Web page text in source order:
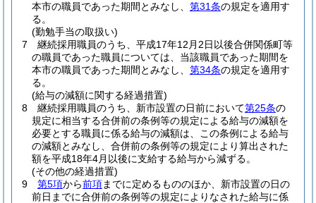
本市の職員であった期間とみなし、 第31条の規定を適用す
る。
(勤勉手当の取扱い)
7
継続採用職員のうち、平成17年12月2日以後合併関係町等
の職員であった職員については、当該職員であった期間を
本市の職員であった期間とみなし、 第34条の規定を適用す
る。
(給与の減額に関する経過措置)
8
継続採用職員のうち、新市設置の日前において第25条の
規定に相当する合併前の条例等の規定による給与の減額を
必要とする職員に係る給与の減額は、この条例による給与
の減額とみなし、合併前の条例等の規定により算出された
額を平成18年4月以後に支給する給与から減ずる。
(その他の経過措置)
9
第5項から前項までに定めるもののほか、新市設置の日の
前日までに合併前の条例等の規定によりなされた給与に係